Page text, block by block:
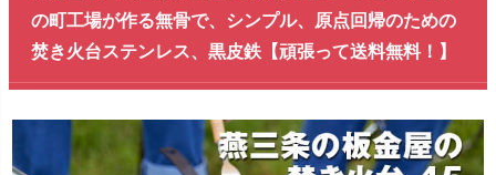
の町工場が作る無骨で、シンプル、原点回帰のための
焚き火台ステンレス、黒皮鉄【頑張って送料無料！】